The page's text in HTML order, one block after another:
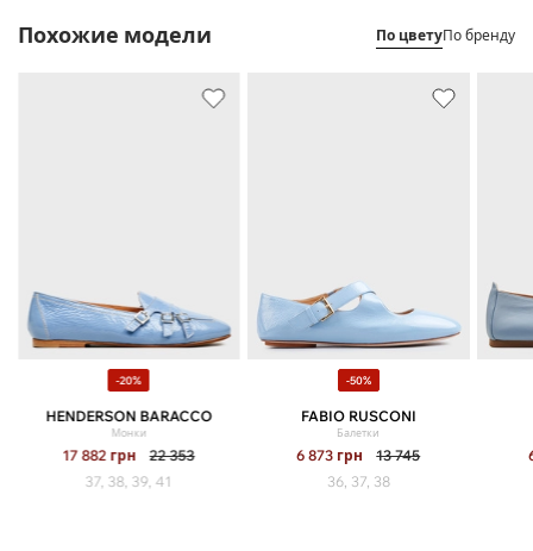
Похожие модели По цветуПо бренду
-20%
HENDERSON BARACCO
Монки
17 882 грн
22 353
37, 38, 39, 41
-50%
FABIO RUSCONI
Балетки
6 873 грн
13 745
36, 37, 38